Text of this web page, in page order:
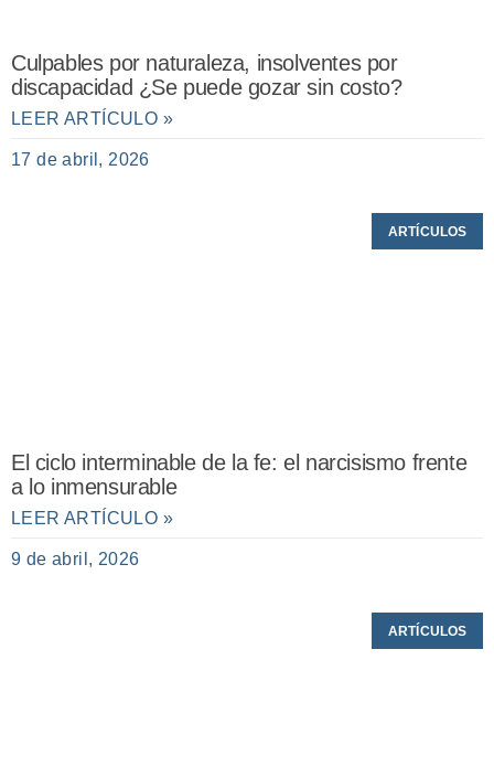
Culpables por naturaleza, insolventes por
discapacidad ¿Se puede gozar sin costo?
LEER ARTÍCULO »
17 de abril, 2026
ARTÍCULOS
El ciclo interminable de la fe: el narcisismo frente
a lo inmensurable
LEER ARTÍCULO »
9 de abril, 2026
ARTÍCULOS